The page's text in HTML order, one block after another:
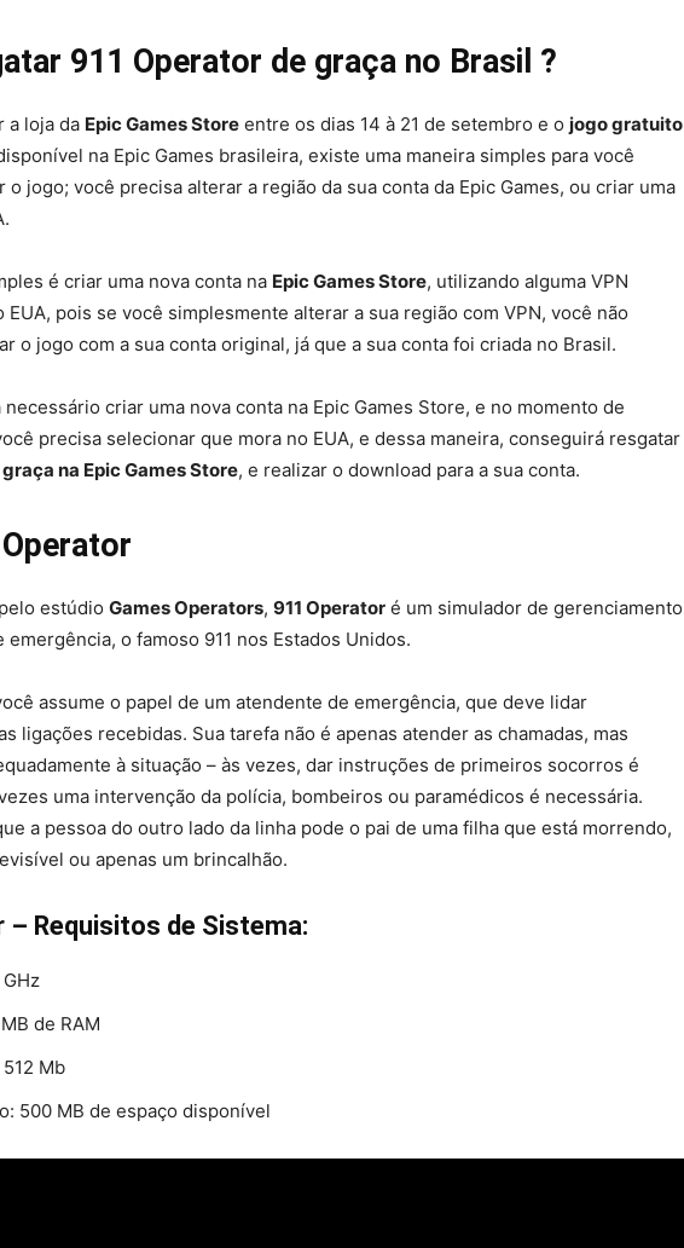
911 Operator de graça no Brasil ?
a loja da Epic Games Store entre os dias 14 à 21 de setembro e o jogo gratuito
na Epic Games brasileira, existe uma maneira simples para você
jogo; você precisa alterar a região da sua conta da Epic Games, ou criar uma
é criar uma nova conta na Epic Games Store, utilizando alguma VPN
EUA, pois se você simplesmente alterar a sua região com VPN, você não
o jogo com a sua conta original, já que a sua conta foi criada no Brasil.
criar uma nova conta na Epic Games Store, e no momento de
precisa selecionar que mora no EUA, e dessa maneira, conseguirá resgatar
na Epic Games Store, e realizar o download para a sua conta.
estúdio Games Operators, 911 Operator é um simulador de gerenciamento
o famoso 911 nos Estados Unidos.
assume o papel de um atendente de emergência, que deve lidar
ligações recebidas. Sua tarefa não é apenas atender as chamadas, mas
à situação – às vezes, dar instruções de primeiros socorros é
uma intervenção da polícia, bombeiros ou paramédicos é necessária.
a pessoa do outro lado da linha pode o pai de uma filha que está morrendo,
ou apenas um brincalhão.
– Requisitos de Sistema:
de RAM
Mb
500 MB de espaço disponível